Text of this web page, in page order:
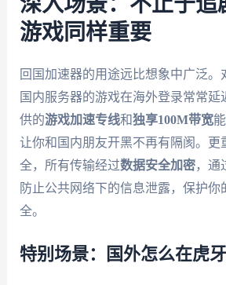
深入场景：不止于追
游戏同样重要
回国加速器的用途远比想象中广泛。
国内服务器的游戏在海外登录常常延
供的游戏加速专线和独享100M带宽
让你和国内朋友开黑不再有隔阂。更
全，所有传输经过数据安全加密，通
防止公共网络下的信息泄露，保护你
全。
特别场景：国外怎么在虎